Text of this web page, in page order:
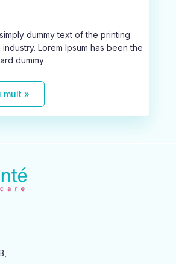
dummy text of the printing
Lorem Ipsum has been the
dummy
mult »